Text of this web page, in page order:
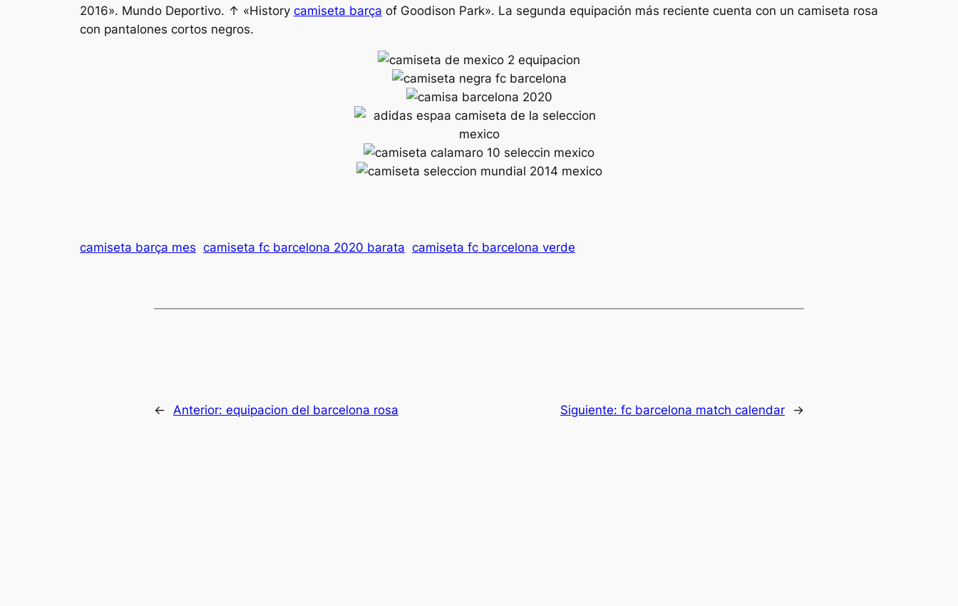
2016». Mundo Deportivo. ↑ «History camiseta barça of Goodison Park». La segunda equipación más reciente cuenta con un camiseta rosa
con pantalones cortos negros.
camiseta barça mes camiseta fc barcelona 2020 barata camiseta fc barcelona verde
← Anterior: equipacion del barcelona rosa Siguiente: fc barcelona match calendar →